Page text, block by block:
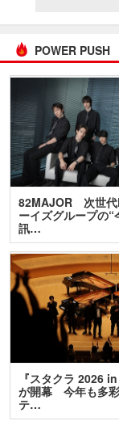
POWER PUSH
82MAJOR 次世代
ーイズグループの“
訊…
『スタクラ 2026 in
が開幕 今年も多
テ…